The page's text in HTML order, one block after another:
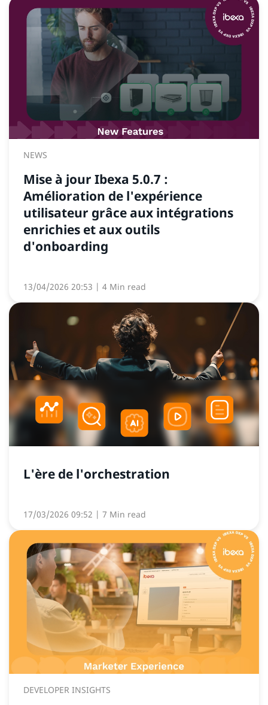
NEWS
Mise à jour Ibexa 5.0.7 :
Amélioration de l'expérience
utilisateur grâce aux intégrations
enrichies et aux outils
d'onboarding
13/04/2026 20:53 | 4 Min read
L'ère de l'orchestration
17/03/2026 09:52 | 7 Min read
DEVELOPER INSIGHTS